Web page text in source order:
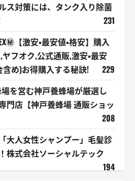
ス対策には、タンク入り除菌
231
㊙【激安・最安値・格安】購入
,ヤフオク,公式通販,激安・最安
め)お得購入する秘訣!
229
場を営む神戸養蜂場が厳選し
門店【神戸養蜂場 通販ショッ
208
大人女性シャンプー」毛髪診
株式会社ソーシャルテック
194